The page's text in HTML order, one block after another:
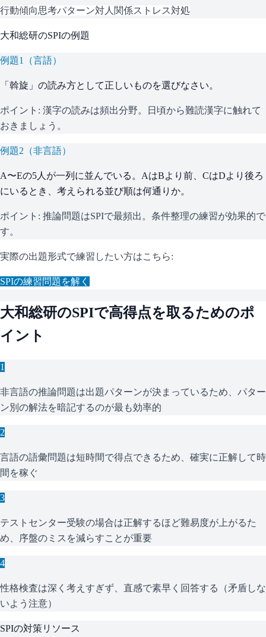
行動傾向思考パターン対人関係ストレス対処
大和総研のSPIの例題
例題1 （言語）
「斡旋」の読み方として正しいものを選びなさい。
ポイント: 漢字の読みは頻出分野。日頃から難読漢字に触れて
おきましょう。
例題2 （非言語）
A〜Eの5人が一列に並んでいる。AはBより前、CはDより後ろ
にいるとき、考えられる並び順は何通りか。
ポイント: 推論問題はSPIで最頻出。条件整理の練習が効果的で
す。
実際の出題形式で練習したい方はこちら:
SPIの練習問題を解く
大和総研のSPIで高得点を取るためのポ
イント
1
非言語の推論問題は出題パターンが決まっているため、パター
ン別の解法を暗記するのが最も効率的
2
言語の語彙問題は短時間で得点できるため、確実に正解して時
間を稼ぐ
3
テストセンター受験の場合は正解するほど難易度が上がるた
め、序盤のミスを減らすことが重要
4
性格検査は深く考えすぎず、直感で素早く回答する（矛盾しな
いよう注意）
SPIの対策リソース